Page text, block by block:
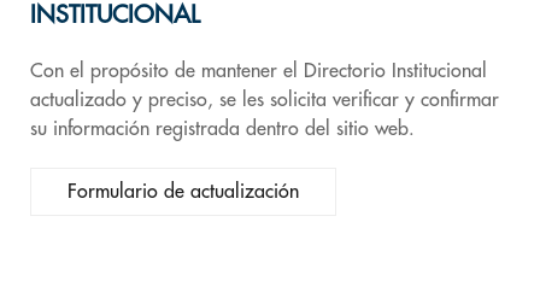
INSTITUCIONAL
Con el propósito de mantener el Directorio Institucional
actualizado y preciso, se les solicita verificar y confirmar
su información registrada dentro del sitio web.
Formulario de actualización